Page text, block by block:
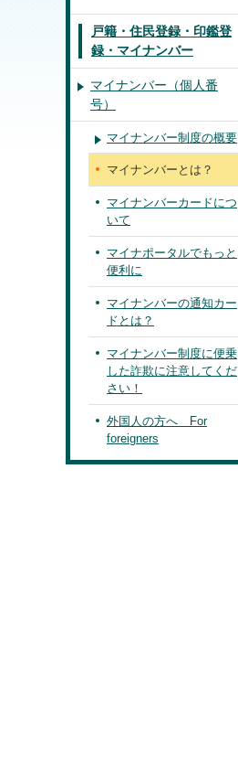
戸籍・住民登録・印鑑登
録・マイナンバー
マイナンバー（個人番
号）
マイナンバー制度の概要
マイナンバーとは？
マイナンバーカードにつ
いて
マイナポータルでもっと
便利に
マイナンバーの通知カー
ドとは？
マイナンバー制度に便乗
した詐欺に注意してくだ
さい！
外国人の方へ
For
foreigners